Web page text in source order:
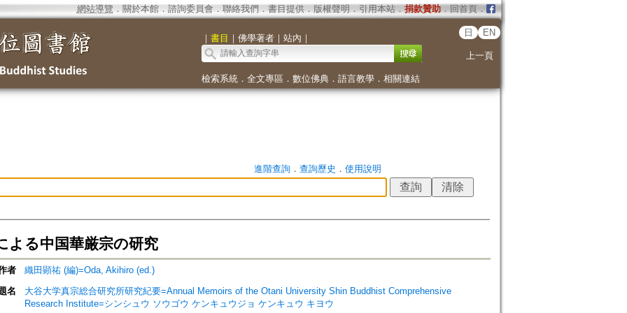
網站導覽 ． 關於本館． 諮詢委員會． 聯絡我們 ． 書目提供． 版權聲明 ． 引用本站． 捐款贊助．回首頁．
｜ 書目 ｜ 佛學著者｜ 站內 ｜
日 EN
上一頁
檢索系統． 全文專區 ． 數位佛典． 語言教學． 相關連結
進階查詢． 查詢歷史 ． 使用說明
よる中国華厳宗の研究
者
織田顕祐 (編)=Oda, Akihiro (ed.)
名
大谷大学真宗総合研究所研究紀要=Annual Memoirs of the Otani University Shin Buddhist Comprehensive
Research Institute=シンシュウ ソウゴウ ケンキュウジョ ケンキュウ キヨウ